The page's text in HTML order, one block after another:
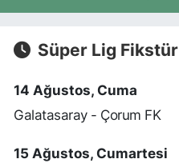
Süper Lig Fikstür
14 Ağustos, Cuma
Galatasaray - Çorum FK
15 Ağustos, Cumartesi